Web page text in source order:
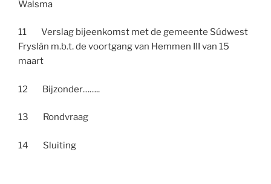
Walsma
11 Verslag bijeenkomst met de gemeente Súdwest
Fryslân m.b.t. de voortgang van Hemmen III van 15
maart
12 Bijzonder……..
13 Rondvraag
14 Sluiting